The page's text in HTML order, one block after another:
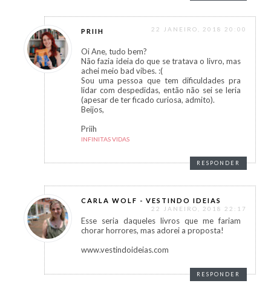
PRIIH 22 JANEIRO, 2018 20:00
Oi Ane, tudo bem?
Não fazia ideia do que se tratava o livro, mas
achei meio bad vibes. :(
Sou uma pessoa que tem dificuldades pra
lidar com despedidas, então não sei se leria
(apesar de ter ficado curiosa, admito).
Beijos,
Priih
INFINITAS VIDAS
RESPONDER
CARLA WOLF - VESTINDO IDEIAS
22 JANEIRO, 2018 22:17
Esse seria daqueles livros que me fariam
chorar horrores, mas adorei a proposta!
www.vestindoideias.com
RESPONDER